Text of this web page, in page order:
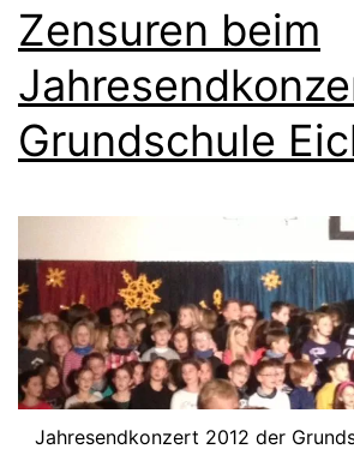
Zensuren beim
Grundschule
Jahresendkonzert 2012 der